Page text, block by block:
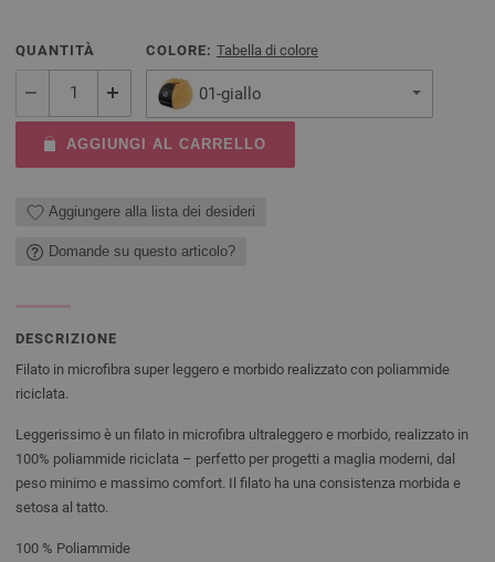
QUANTITÀ COLORE: Tabella di colore
01-giallo
AGGIUNGI AL CARRELLO
Aggiungere alla lista dei desideri
Domande su questo articolo?
DESCRIZIONE
Filato in microfibra super leggero e morbido realizzato con poliammide
riciclata.
Leggerissimo è un filato in microfibra ultraleggero e morbido, realizzato in
100% poliammide riciclata – perfetto per progetti a maglia moderni, dal
peso minimo e massimo comfort. Il filato ha una consistenza morbida e
setosa al tatto.
100 % Poliammide